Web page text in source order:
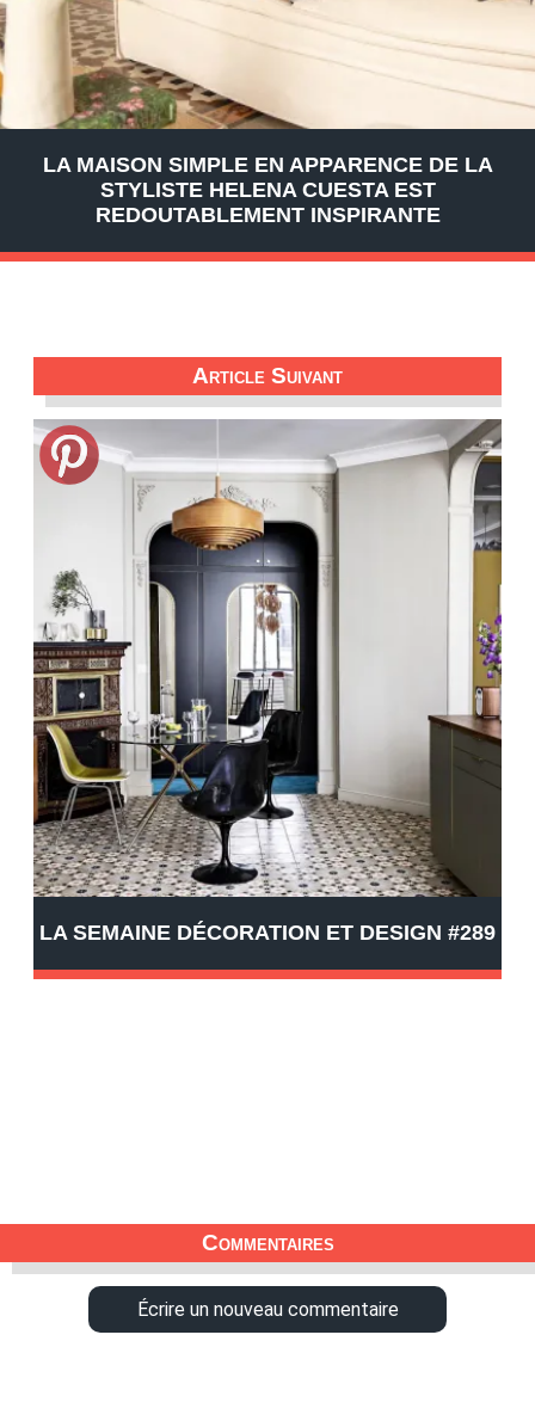
LA MAISON SIMPLE EN APPARENCE DE LA
STYLISTE HELENA CUESTA EST
REDOUTABLEMENT INSPIRANTE
Article Suivant
LA SEMAINE DÉCORATION ET DESIGN #289
Commentaires
Écrire un nouveau commentaire